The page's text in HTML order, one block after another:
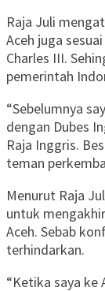
Raja Juli
Aceh juga
Charles III.
pemerintah
“Sebelumnya
dengan Dubes
Raja Inggris.
teman
Menurut Raja
untuk
Aceh. Sebab
terhindarkan.
“Ketika saya ke